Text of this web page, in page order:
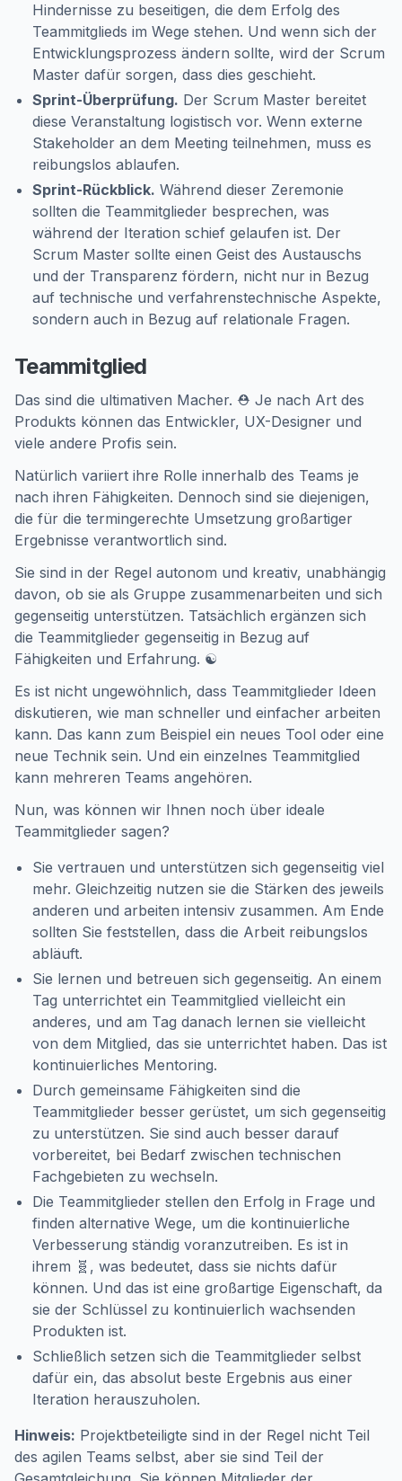
Hindernisse zu beseitigen, die dem Erfolg des
Teammitglieds im Wege stehen. Und wenn sich der
Entwicklungsprozess ändern sollte, wird der Scrum
Master dafür sorgen, dass dies geschieht.
Sprint-Überprüfung. Der Scrum Master bereitet
diese Veranstaltung logistisch vor. Wenn externe
Stakeholder an dem Meeting teilnehmen, muss es
reibungslos ablaufen.
Sprint-Rückblick. Während dieser Zeremonie
sollten die Teammitglieder besprechen, was
während der Iteration schief gelaufen ist. Der
Scrum Master sollte einen Geist des Austauschs
und der Transparenz fördern, nicht nur in Bezug
auf technische und verfahrenstechnische Aspekte,
sondern auch in Bezug auf relationale Fragen.
Teammitglied
Das sind die ultimativen Macher. ⛑️ Je nach Art des
Produkts können das Entwickler, UX-Designer und
viele andere Profis sein.
Natürlich variiert ihre Rolle innerhalb des Teams je
nach ihren Fähigkeiten. Dennoch sind sie diejenigen,
die für die termingerechte Umsetzung großartiger
Ergebnisse verantwortlich sind.
Sie sind in der Regel autonom und kreativ, unabhängig
davon, ob sie als Gruppe zusammenarbeiten und sich
gegenseitig unterstützen. Tatsächlich ergänzen sich
die Teammitglieder gegenseitig in Bezug auf
Fähigkeiten und Erfahrung. ☯️
Es ist nicht ungewöhnlich, dass Teammitglieder Ideen
diskutieren, wie man schneller und einfacher arbeiten
kann. Das kann zum Beispiel ein neues Tool oder eine
neue Technik sein. Und ein einzelnes Teammitglied
kann mehreren Teams angehören.
Nun, was können wir Ihnen noch über ideale
Teammitglieder sagen?
Sie vertrauen und unterstützen sich gegenseitig viel
mehr. Gleichzeitig nutzen sie die Stärken des jeweils
anderen und arbeiten intensiv zusammen. Am Ende
sollten Sie feststellen, dass die Arbeit reibungslos
abläuft.
Sie lernen und betreuen sich gegenseitig. An einem
Tag unterrichtet ein Teammitglied vielleicht ein
anderes, und am Tag danach lernen sie vielleicht
von dem Mitglied, das sie unterrichtet haben. Das ist
kontinuierliches Mentoring.
Durch gemeinsame Fähigkeiten sind die
Teammitglieder besser gerüstet, um sich gegenseitig
zu unterstützen. Sie sind auch besser darauf
vorbereitet, bei Bedarf zwischen technischen
Fachgebieten zu wechseln.
Die Teammitglieder stellen den Erfolg in Frage und
finden alternative Wege, um die kontinuierliche
Verbesserung ständig voranzutreiben. Es ist in
ihrem 🧬, was bedeutet, dass sie nichts dafür
können. Und das ist eine großartige Eigenschaft, da
sie der Schlüssel zu kontinuierlich wachsenden
Produkten ist.
Schließlich setzen sich die Teammitglieder selbst
dafür ein, das absolut beste Ergebnis aus einer
Iteration herauszuholen.
Hinweis: Projektbeteiligte sind in der Regel nicht Teil
des agilen Teams selbst, aber sie sind Teil der